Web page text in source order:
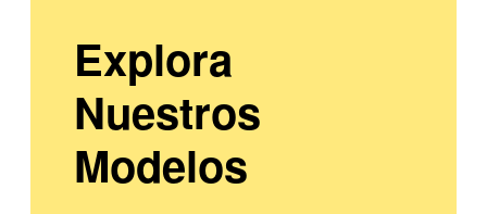
Explora
Nuestros
Modelos